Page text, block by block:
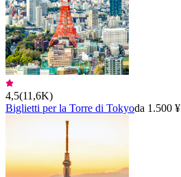
4,5(11,6K)
Biglietti per la Torre di Tokyoda 1.500 ¥